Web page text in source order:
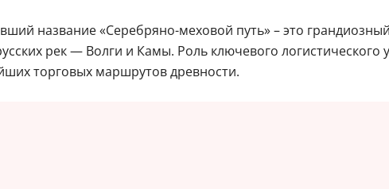
название «Серебряно-меховой путь» – это
рек — Волги и Камы. Роль ключевого логистического
торговых маршрутов древности.